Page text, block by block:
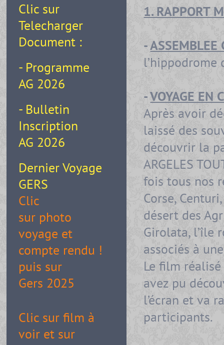
Clic sur
Telecharger
Document :
- Programme
AG 2026
- Bulletin
Inscription
AG 2026
Dernier Voyage
GERS
Clic
sur photo
voyage et
compte rendu !
puis sur
Gers 2025
Clic sur film à
voir et sur
1. RAPPORT
-ASSEMBLEE
l’hippodrome
-VOYAGE EN
Après avoir
laissé des
découvrir la
ARGELES
fois tous nos
Corse,
désert des
Girolata, l’île
associés à
Le film
avez pu
l’écran et va
participants.